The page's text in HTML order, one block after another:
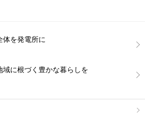
体を発電所に
域に根づく豊かな暮らしを